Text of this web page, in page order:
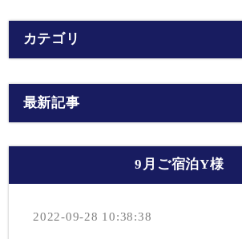
カテゴリ
最新記事
9月ご宿泊Y様
2022-09-28 10:38:38